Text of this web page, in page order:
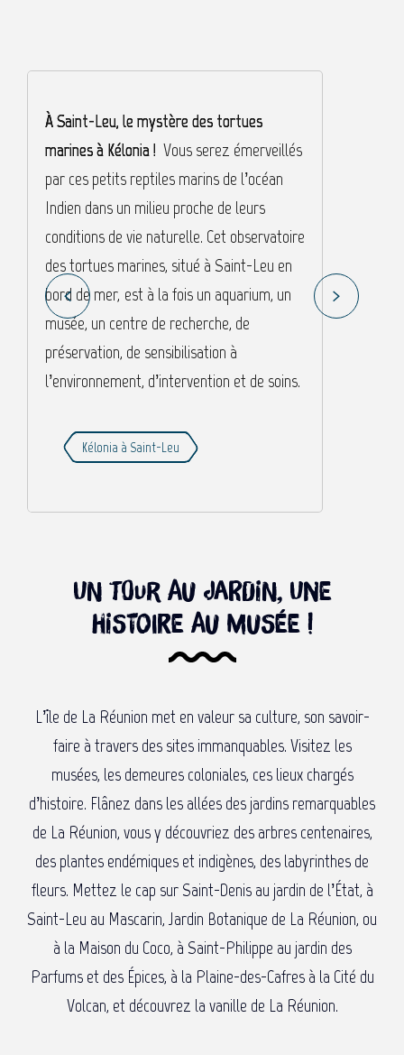
À Saint-Leu, le mystère des tortues
marines à Kélonia ! Vous serez émerveillés
par ces petits reptiles marins de l’océan
Indien dans un milieu proche de leurs
conditions de vie naturelle. Cet observatoire
des tortues marines, situé à Saint-Leu en
bord de mer, est à la fois un aquarium, un
musée, un centre de recherche, de
préservation, de sensibilisation à
l’environnement, d’intervention et de soins.
Kélonia à Saint-Leu
Un tour au jardin, une
histoire au musée !
L’île de La Réunion met en valeur sa culture, son savoir-
faire à travers des sites immanquables. Visitez les
musées, les demeures coloniales, ces lieux chargés
d’histoire. Flânez dans les allées des jardins remarquables
de La Réunion, vous y découvriez des arbres centenaires,
des plantes endémiques et indigènes, des labyrinthes de
fleurs. Mettez le cap sur Saint-Denis au jardin de l’État, à
Saint-Leu au Mascarin, Jardin Botanique de La Réunion, ou
à la Maison du Coco, à Saint-Philippe au jardin des
Parfums et des Épices, à la Plaine-des-Cafres à la Cité du
Volcan, et découvrez la vanille de La Réunion.